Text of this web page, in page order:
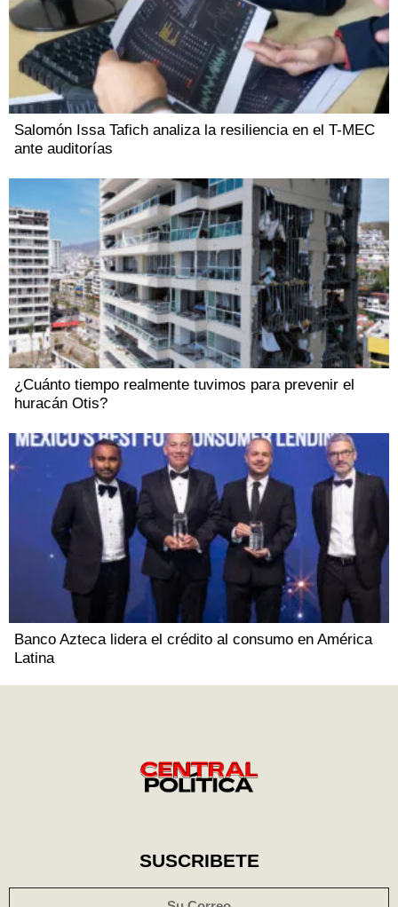
Salomón Issa Tafich analiza la resiliencia en el T-MEC
ante auditorías
¿Cuánto tiempo realmente tuvimos para prevenir el
huracán Otis?
Banco Azteca lidera el crédito al consumo en América
Latina
SUSCRIBETE